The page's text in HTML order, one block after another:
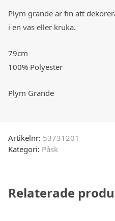
Plym grande är fin att
i en vas eller kruka.
79cm
100% Polyester
Plym Grande
Artikelnr: 53731201
Kategori: Påsk
Relaterade